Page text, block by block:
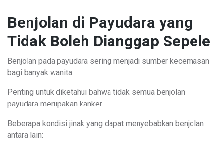
Benjolan di Payudara yang
Tidak Boleh Dianggap Sepele
Benjolan pada payudara sering menjadi sumber kecemasan
bagi banyak wanita.
Penting untuk diketahui bahwa tidak semua benjolan
payudara merupakan kanker.
Beberapa kondisi jinak yang dapat menyebabkan benjolan
antara lain: